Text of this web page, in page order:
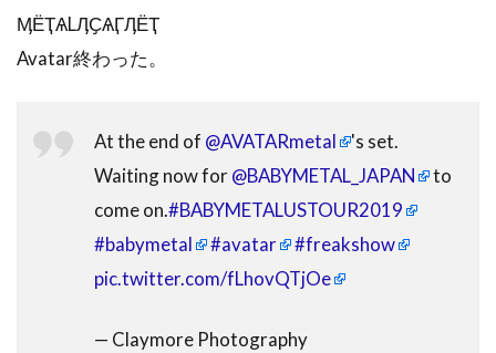
ӍЁҬѦLӅҪѦӶӅЁҬ
Avatar終わった。
At the end of @AVATARmetal
's set.
Waiting now for@BABYMETAL_JAPAN
to
come on.#BABYMETALUSTOUR2019
#babymetal
#avatar
#freakshow
pic.twitter.com/fLhovQTjOe
— Claymore Photography